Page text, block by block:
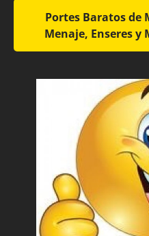
Portes Baratos de
Menaje, Enseres